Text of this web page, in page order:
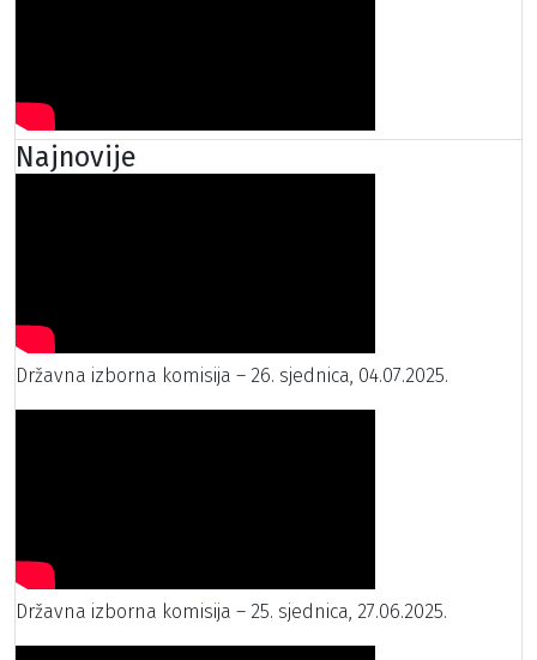
Najnovije
Državna izborna komisija – 26. sjednica, 04.07.2025.
Državna izborna komisija – 25. sjednica, 27.06.2025.